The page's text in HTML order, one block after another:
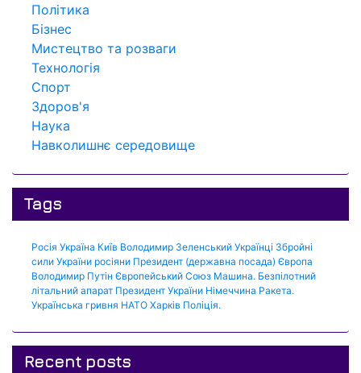
Політика
Бізнес
Мистецтво та розваги
Технологія
Спорт
Здоров'я
Наука
Навколишнє середовище
Tags
Росія Україна Київ Володимир Зеленський Українці Збройні
сили України росіяни Президент (державна посада) Європа
Володимир Путін Європейський Союз Машина. Безпілотний
літальний апарат Президент України Німеччина Ракета.
Українська гривня НАТО Харків Поліція.
Recent posts